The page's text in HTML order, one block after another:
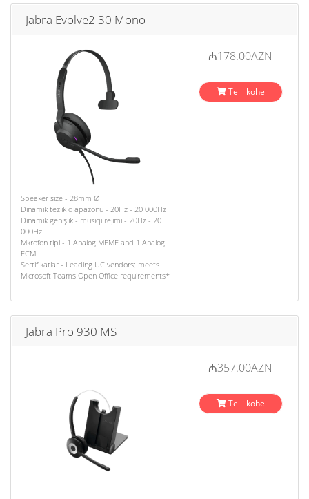
Jabra Evolve2 30 Mono
Speaker size - 28mm Ø
Dinamik tezlik diapazonu - 20Hz - 20 000Hz
Dinamik genişlik - musiqi rejimi - 20Hz - 20
000Hz
Mkrofon tipi - 1 Analog MEME and 1 Analog
ECM
Sertifikatlar - Leading UC vendors; meets
Microsoft Teams Open Office requirements*
₼178.00AZN
Telli kohe
Jabra Pro 930 MS
₼357.00AZN
Telli kohe